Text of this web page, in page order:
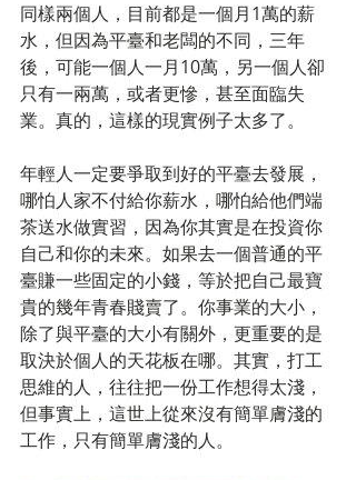
同樣兩個人，目前都是一個月1萬的薪
水，但因為平臺和老闆的不同，三年
後，可能一個人一月10萬，另一個人卻
只有一兩萬，或者更慘，甚至面臨失
業。真的，這樣的現實例子太多了。
年輕人一定要爭取到好的平臺去發展，
哪怕人家不付給你薪水，哪怕給他們端
茶送水做實習，因為你其實是在投資你
自己和你的未來。如果去一個普通的平
臺賺一些固定的小錢，等於把自己最寶
貴的幾年青春賤賣了。你事業的大小，
除了與平臺的大小有關外，更重要的是
取決於個人的天花板在哪。其實，打工
思維的人，往往把一份工作想得太淺，
但事實上，這世上從來沒有簡單膚淺的
工作，只有簡單膚淺的人。